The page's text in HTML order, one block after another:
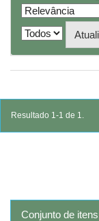
Resultado 1-1 de 1.
Conjunto de